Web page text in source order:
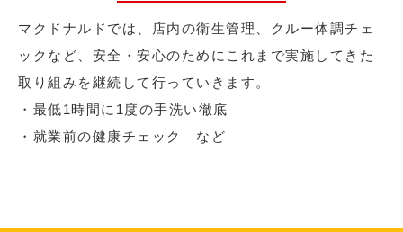
マクドナルドでは、店内の衛生管理、クルー体調チェ
ックなど、安全・安心のためにこれまで実施してきた
取り組みを継続して行っていきます。
・最低1時間に1度の手洗い徹底
・就業前の健康チェック など